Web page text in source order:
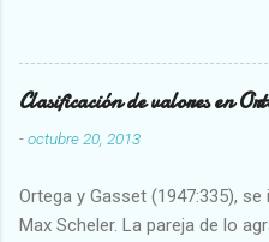
Clasificación de valores en
-octubre 20, 2013
Ortega y Gasset (1947:335),
Max Scheler. La pareja de lo